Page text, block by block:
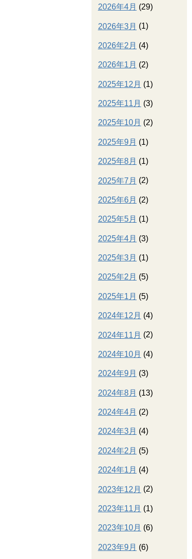
2026年4月 (29)
2026年3月 (1)
2026年2月 (4)
2026年1月 (2)
2025年12月 (1)
2025年11月 (3)
2025年10月 (2)
2025年9月 (1)
2025年8月 (1)
2025年7月 (2)
2025年6月 (2)
2025年5月 (1)
2025年4月 (3)
2025年3月 (1)
2025年2月 (5)
2025年1月 (5)
2024年12月 (4)
2024年11月 (2)
2024年10月 (4)
2024年9月 (3)
2024年8月 (13)
2024年4月 (2)
2024年3月 (4)
2024年2月 (5)
2024年1月 (4)
2023年12月 (2)
2023年11月 (1)
2023年10月 (6)
2023年9月 (6)